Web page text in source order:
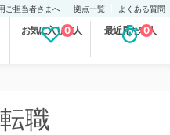
ご担当者さまへ 拠点一覧 よくある質問
お気に入り求人
0 最近見た求人
0
職